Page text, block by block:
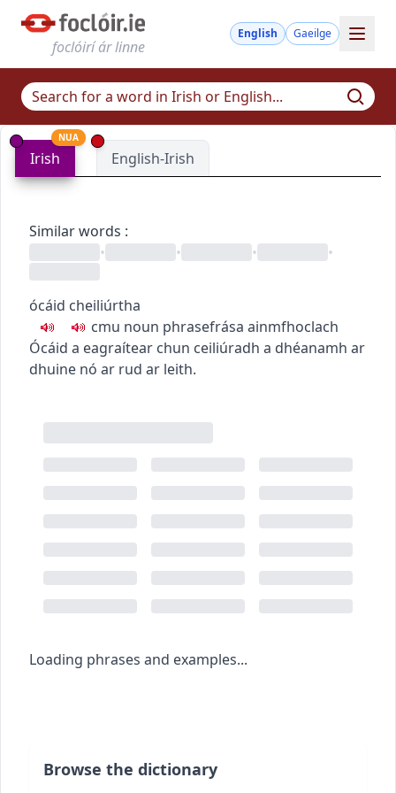
foclóirí ár linne
English Gaeilge
Irish
NUA
English-Irish
Similar words :
•
• • •
ócáid cheiliúrtha
cmu noun phrasefrása ainmfhoclach
Ócáid a eagraítear chun ceiliúradh a dhéanamh ar
dhuine nó ar rud ar leith.
Loading phrases and examples...
Browse the dictionary